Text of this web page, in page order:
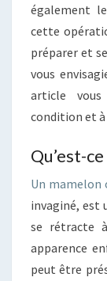
également
cette
préparer et
vous
article
condition et à
Qu’est-
Un mamelon
invaginé, est
se rétracte
apparence
peut être